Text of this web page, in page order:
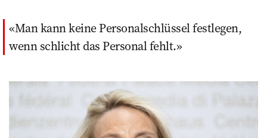
Man kann keine Personalschlüssel festlegen,
wenn schlicht das Personal fehlt.